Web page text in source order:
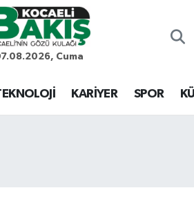
Cuma
KARİYER SPOR
Eczaneler